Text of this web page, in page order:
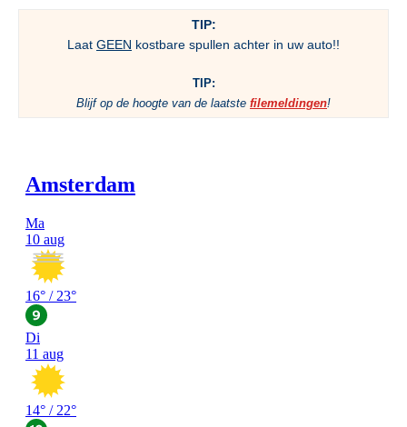
TIP:
Laat GEEN kostbare spullen achter in uw auto!!
TIP:
Blijf op de hoogte van de laatste filemeldingen!